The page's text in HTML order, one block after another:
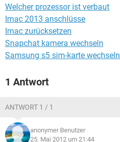
Welcher prozessor ist verbaut
Imac 2013 anschlüsse
Imac zurücksetzen
Snapchat kamera wechseln
Samsung s5 sim-karte wechseln
1 Antwort
ANTWORT 1 / 1
anonymer Benutzer
25. Mai 2012 um 21:44